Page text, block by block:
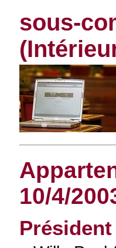
sous-
10/4/
Président